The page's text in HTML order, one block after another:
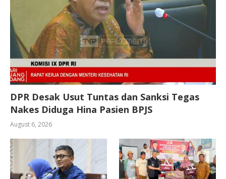
DPR Desak Usut Tuntas dan Sanksi Tegas
Nakes Diduga Hina Pasien BPJS
August 6, 2026